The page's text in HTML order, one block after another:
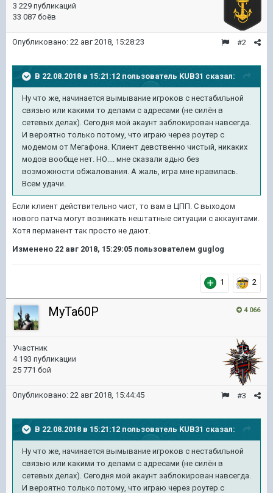
3 229 публикаций
33 087 боёв
#2
Опубликовано: 22 авг 2018, 15:28:23
В 22.08.2018 в 15:21:12 пользователь KUB31 сказал:
Ну что же, начинается вымывание игроков с нестабильной
связью или какими то делами с адресами (не силён в
сетевых делах). Сегодня мой акаунт заблокирован навсегда.
И вероятно только потому, что играю через роутер с
модемом от Мегафона. Клиент девственно чистый, никаких
модов вообще нет. НО.... мне сказали адью без
возможности обжалования. А жаль, игра мне нравилась.
Всем удачи.
Если клиент действительно чист, то вам в ЦПП. С выходом
нового патча могут возникать нештатные ситуации с аккаунтами.
Хотя перманент так просто не дают.
Изменено 22 авг 2018, 15:29:05 пользователем guglog
1 2
4 066
MyTa60P
Участник
4 193 публикации
25 771 бой
#3
Опубликовано: 22 авг 2018, 15:44:45
В 22.08.2018 в 15:21:12 пользователь KUB31 сказал:
Ну что же, начинается вымывание игроков с нестабильной
связью или какими то делами с адресами (не силён в
сетевых делах). Сегодня мой акаунт заблокирован навсегда.
И вероятно только потому, что играю через роутер с